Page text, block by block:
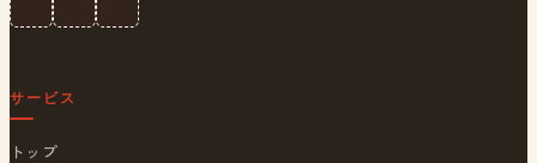
サービス
トップ